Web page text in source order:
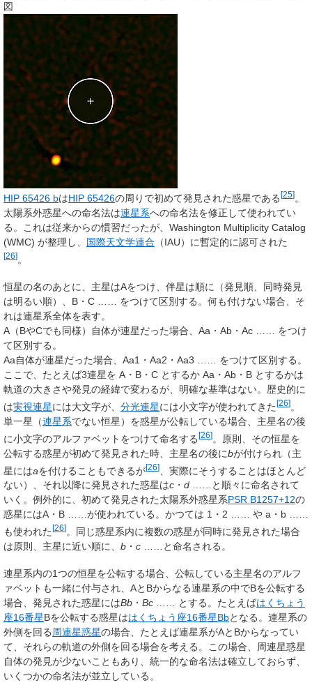
図
HIP 65426 bはHIP 65426の周りで初めて発見された惑星である [25] 。
太陽系外惑星への命名法は連星系への命名法を修正して使われてい
る。これは従来からの慣習だったが、 Washington Multiplicity Catalog
(WMC) が整理し、 国際天文学連合 （IAU）に暫定的に認可された
[26]。
恒星の名のあとに、主星はAをつけ、伴星は順に（発見順、同時発見
は明るい順）、B・C …… をつけて区別する。何も付けない場合、そ
れは連星系全体を表す。
A（BやCでも同様）自体が連星だった場合、Aa・Ab・Ac …… をつけ
て区別する。
Aa自体が連星だった場合、Aa1・Aa2・Aa3 …… をつけて区別する。
ここで、たとえば3連星を A・B・C とするか Aa・Ab・B とするかは
軌道の大きさや発見の経緯で変わるが、明確な基準はない。歴史的に
は実視連星には大文字が、 分光連星には小文字が使われてきた [26] 。
単一星（連星系でない恒星）を惑星が公転している場合、主星名の後
に小文字のアルファベットをつけて命名する[26]。原則、その恒星を
公転する惑星が初めて発見された時、主星名の後にbが付けられ（主
星にはaを付けることもできるが[26]
、実際にそうすることはほとんど
ない）、それ以降に発見された惑星はc ・ d ……と順々に命名されて
いく。例外的に、初めて発見された太陽系外惑星系PSR B1257+12の
惑星にはA・B ……が使われている。かつては 1・2 …… や a・b ……
も使われた [26] 。同じ惑星系内に複数の惑星が同時に発見された場合
は原則、主星に近い順に、 b ・ c ……と命名される。
連星系内の1つの恒星を公転する場合、公転している主星名のアルフ
ァベットも一緒に付与され、AとBからなる連星系の中でBを公転する
場合、発見された惑星にはBb ・ Bc …… とする。たとえばはくちょう
座16番星Bを公転する惑星ははくちょう座16番星Bbとなる。連星系の
外側を回る周連星惑星の場合、たとえば連星系がAとBからなってい
て、それらの軌道の外側を回る場合を考える。この場合、周連星惑星
自体の発見が少ないこともあり、統一的な命名法は確立しておらず、
いくつかの命名法が並立している。